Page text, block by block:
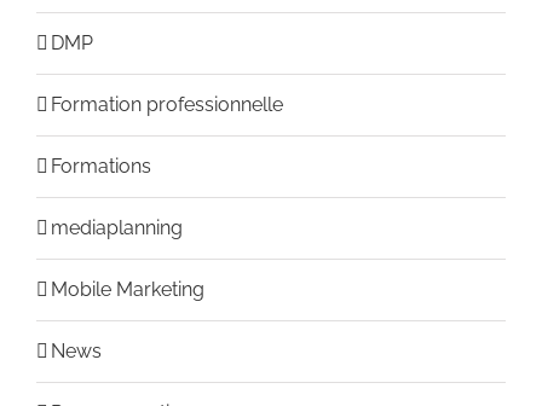
DMP
Formation professionnelle
Formations
mediaplanning
Mobile Marketing
News